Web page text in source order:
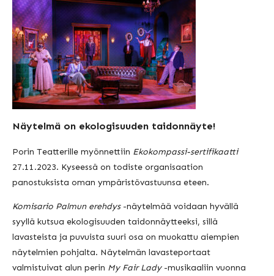
Näytelmä on ekologisuuden taidonnäyte!
Porin Teatterille myönnettiin Ekokompassi-sertifikaatti
27.11.2023. Kyseessä on todiste organisaation
panostuksista oman ympäristövastuunsa eteen.
Komisario Palmun erehdys-näytelmää voidaan hyvällä
syyllä kutsua ekologisuuden taidonnäytteeksi, sillä
lavasteista ja puvuista suuri osa on muokattu aiempien
näytelmien pohjalta. Näytelmän lavasteportaat
valmistuivat alun perin My Fair Lady-musikaaliin vuonna